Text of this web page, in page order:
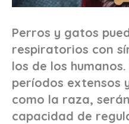
Perros y gatos
respiratorios con
los de los
períodos extensos
como la raza,
capacidad de